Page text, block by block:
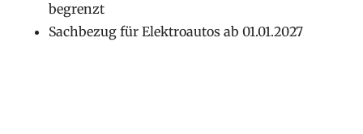
begrenzt
Sachbezug für Elektroautos ab 01.01.2027